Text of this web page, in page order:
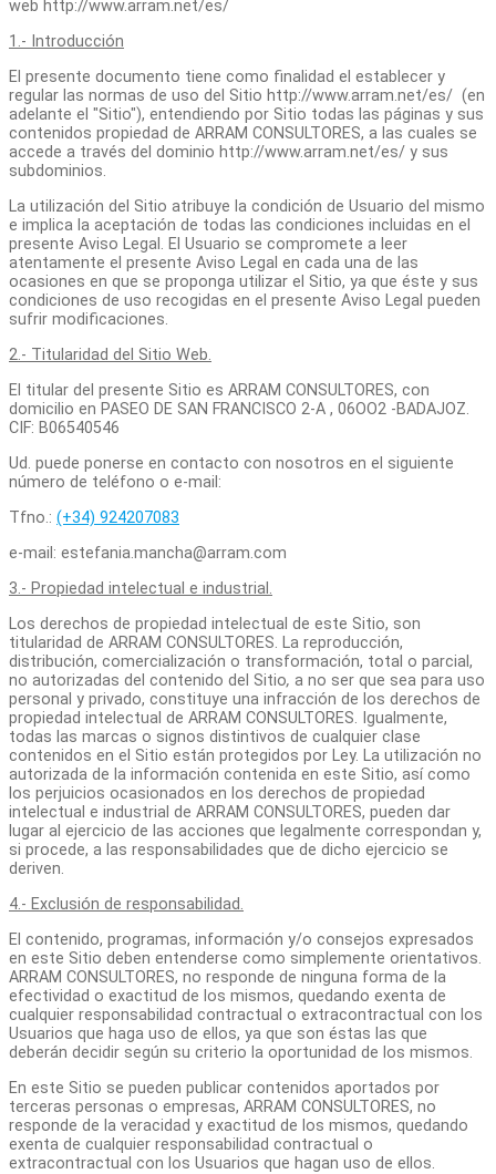
web http://www.arram.net/es/
1.- Introducción
El presente documento tiene como finalidad el establecer y
regular las normas de uso del Sitio http://www.arram.net/es/ (en
adelante el "Sitio"), entendiendo por Sitio todas las páginas y sus
contenidos propiedad de ARRAM CONSULTORES, a las cuales se
accede a través del dominio http://www.arram.net/es/ y sus
subdominios.
La utilización del Sitio atribuye la condición de Usuario del mismo
e implica la aceptación de todas las condiciones incluidas en el
presente Aviso Legal. El Usuario se compromete a leer
atentamente el presente Aviso Legal en cada una de las
ocasiones en que se proponga utilizar el Sitio, ya que éste y sus
condiciones de uso recogidas en el presente Aviso Legal pueden
sufrir modificaciones.
2.- Titularidad del Sitio Web.
El titular del presente Sitio es ARRAM CONSULTORES, con
domicilio en PASEO DE SAN FRANCISCO 2-A , 06OO2 -BADAJOZ.
CIF: B06540546
Ud. puede ponerse en contacto con nosotros en el siguiente
número de teléfono o e-mail:
Tfno.: (+34) 924207083
e-mail: estefania.mancha@arram.com
3.- Propiedad intelectual e industrial.
Los derechos de propiedad intelectual de este Sitio, son
titularidad de ARRAM CONSULTORES. La reproducción,
distribución, comercialización o transformación, total o parcial,
no autorizadas del contenido del Sitio, a no ser que sea para uso
personal y privado, constituye una infracción de los derechos de
propiedad intelectual de ARRAM CONSULTORES. Igualmente,
todas las marcas o signos distintivos de cualquier clase
contenidos en el Sitio están protegidos por Ley. La utilización no
autorizada de la información contenida en este Sitio, así como
los perjuicios ocasionados en los derechos de propiedad
intelectual e industrial de ARRAM CONSULTORES, pueden dar
lugar al ejercicio de las acciones que legalmente correspondan y,
si procede, a las responsabilidades que de dicho ejercicio se
deriven.
4.- Exclusión de responsabilidad.
El contenido, programas, información y/o consejos expresados
en este Sitio deben entenderse como simplemente orientativos.
ARRAM CONSULTORES, no responde de ninguna forma de la
efectividad o exactitud de los mismos, quedando exenta de
cualquier responsabilidad contractual o extracontractual con los
Usuarios que haga uso de ellos, ya que son éstas las que
deberán decidir según su criterio la oportunidad de los mismos.
En este Sitio se pueden publicar contenidos aportados por
terceras personas o empresas, ARRAM CONSULTORES, no
responde de la veracidad y exactitud de los mismos, quedando
exenta de cualquier responsabilidad contractual o
extracontractual con los Usuarios que hagan uso de ellos.